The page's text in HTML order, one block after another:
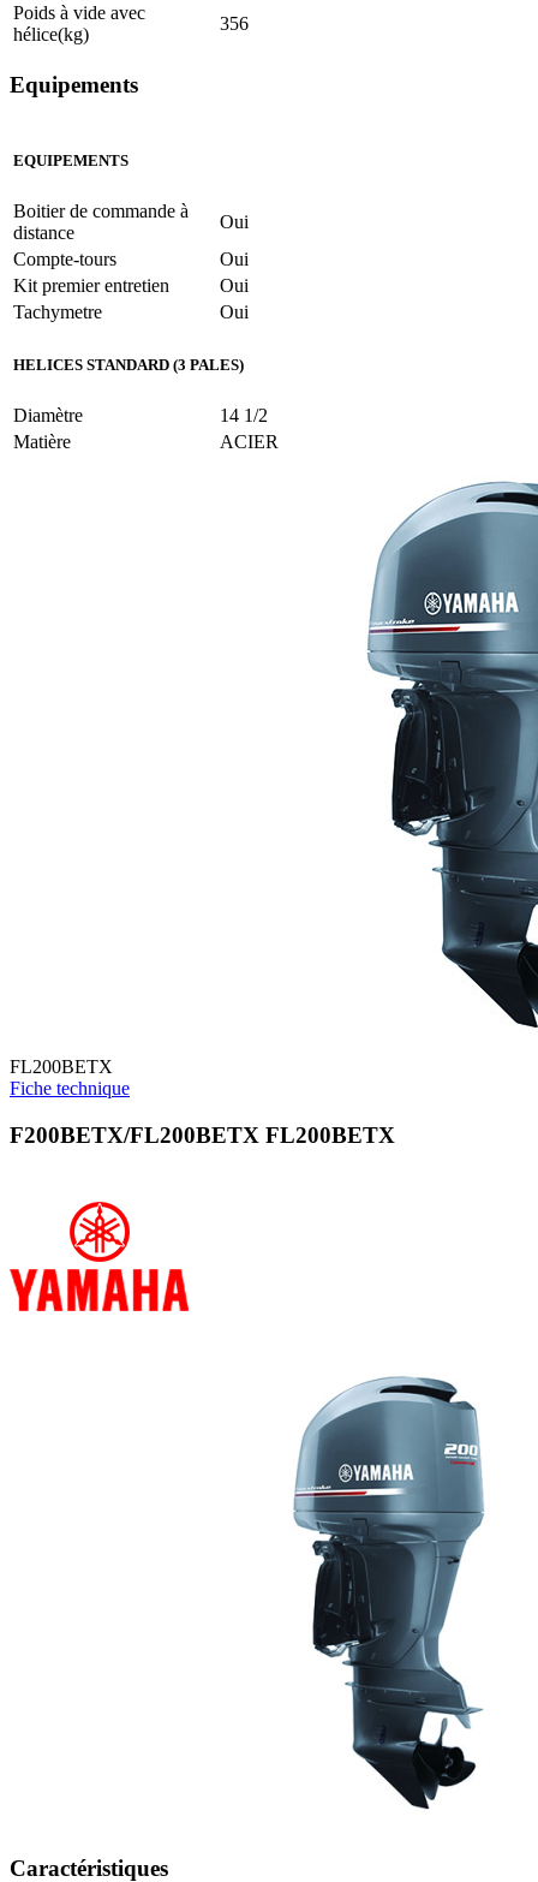
Poids à vide avec
hélice(kg)
356
Equipements
EQUIPEMENTS
Boitier de commande à
distance
Oui
Compte-tours
Oui
Kit premier entretien
Oui
Tachymetre
Oui
HELICES STANDARD (3 PALES)
Diamètre
14 1/2
Matière
ACIER
FL200BETX
Fiche technique
F200BETX/FL200BETX FL200BETX
Caractéristiques